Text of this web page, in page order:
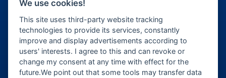
85435 Erding
ticket@eventforum-erding.de
veranstaltung@eventforum-erding.de
We use cookies!
This site uses third-party website tracking
technologies to provide its services, constantly
improve and display advertisements according to
users' interests. I agree to this and can revoke or
change my consent at any time with effect for the
future.We point out that some tools may transfer data